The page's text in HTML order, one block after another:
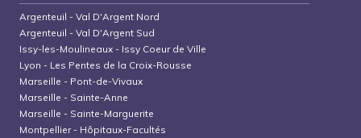
Argenteuil -Val D'Argent Nord
Argenteuil -Val D'Argent Sud
Issy-les-Moulineaux - Issy Coeur de Ville
Lyon - Les Pentes de la Croix-Rousse
Marseille - Pont-de-Vivaux
Marseille - Sainte-Anne
Marseille - Sainte-Marguerite
Montpellier- Hôpitaux-Facultés